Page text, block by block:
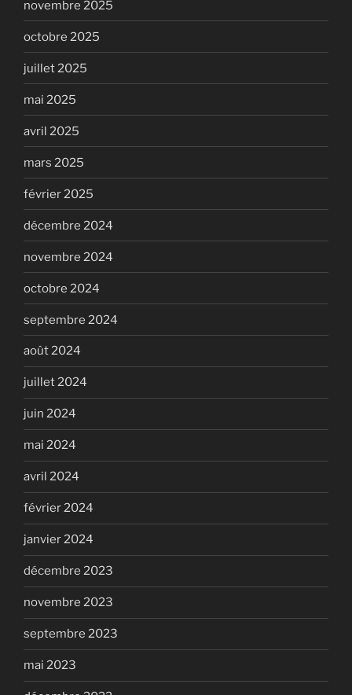
novembre 2025
octobre 2025
juillet 2025
mai 2025
avril 2025
mars 2025
février 2025
décembre 2024
novembre 2024
octobre 2024
septembre 2024
août 2024
juillet 2024
juin 2024
mai 2024
avril 2024
février 2024
janvier 2024
décembre 2023
novembre 2023
septembre 2023
mai 2023